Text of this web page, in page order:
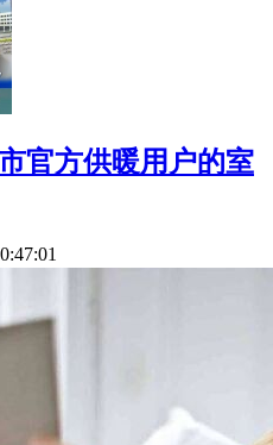
官方供暖用户的室